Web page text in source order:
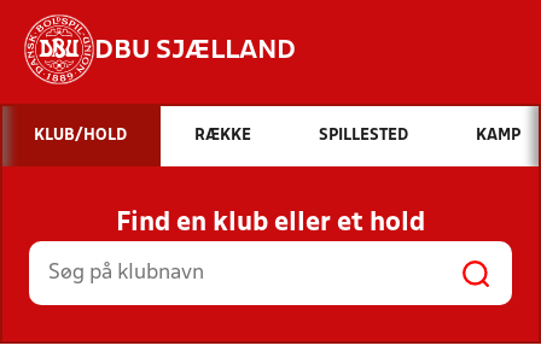
DBU SJÆLLAND
Hvad vil du søge efter?
INDHOLD OG NYHEDER
STILLINGER, RESULTATER, KLUBBER OG
HOLD
KLUB/HOLD RÆKKE SPILLESTED KAMP
Find en klub eller et hold